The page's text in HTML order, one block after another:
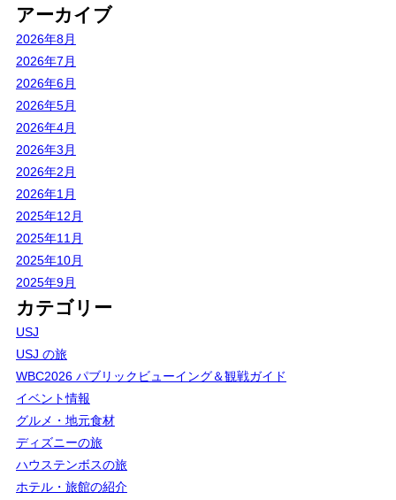
アーカイブ
2026年8月
2026年7月
2026年6月
2026年5月
2026年4月
2026年3月
2026年2月
2026年1月
2025年12月
2025年11月
2025年10月
2025年9月
カテゴリー
USJ
USJ の旅
WBC2026 パブリックビューイング＆観戦ガイド
イベント情報
グルメ・地元食材
ディズニーの旅
ハウステンボスの旅
ホテル・旅館の紹介